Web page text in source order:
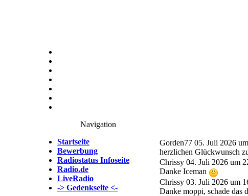
Navigation
Startseite
Bewerbung
Radiostatus Infoseite
Radio.de
LiveRadio
-> Gedenkseite <-
Gorden77 05. Juli 2026
herzlichen Glückwunsch
Chrissy 04. Juli 2026 um
Danke Iceman
Chrissy 03. Juli 2026 um
Danke moppi, schade das